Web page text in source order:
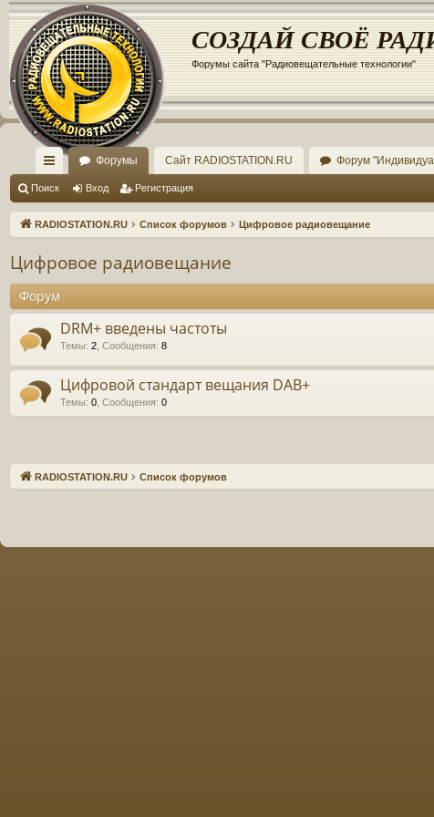
Регистрация
СОЗДАЙ СВОЁ
Форумы сайта "Радиовещательные технологии"
с
ы
и
Форумы Сайт RADIOSTATION.RU Форум
Поиск Вход Регистрация
RADIOSTATION.RU Список форумов Цифровое радиовещание
Цифровое радиовещание
Форум
DRM+ введены частоты
Темы: 2 Сообщения: 8
Цифровой стандарт вещания DAB+
Темы: 0 Сообщения: 0
RADIOSTATION.RU Список форумов
Связаться с